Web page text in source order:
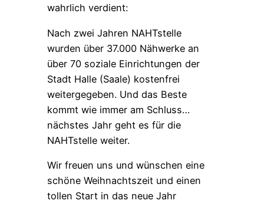
wahrlich verdient:
Nach zwei Jahren NAHTstelle
wurden über 37.000 Nähwerke an
über 70 soziale Einrichtungen der
Stadt Halle (Saale) kostenfrei
weitergegeben. Und das Beste
kommt wie immer am Schluss…
nächstes Jahr geht es für die
NAHTstelle weiter.
Wir freuen uns und wünschen eine
schöne Weihnachtszeit und einen
tollen Start in das neue Jahr